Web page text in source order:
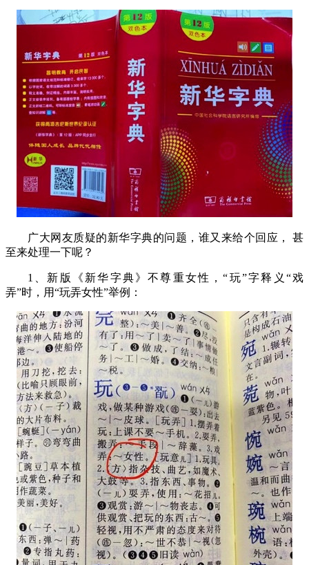
广大网友质疑的新华字典的问题，谁又来给个回应， 甚
至来处理一下呢？
1
、新版《新华字典》不尊重女性，“玩”字释义“戏
弄”时，用“玩弄女性”举例：